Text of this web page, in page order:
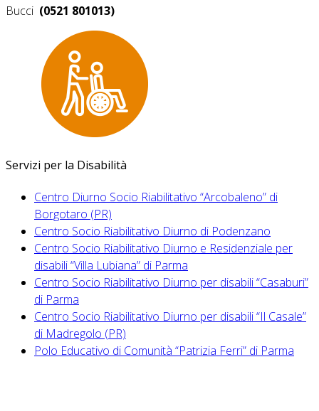
Bucci (0521 801013)
Servizi per la Disabilità
Centro Diurno Socio Riabilitativo “Arcobaleno” di
Borgotaro (PR)
Centro Socio Riabilitativo Diurno di Podenzano
Centro Socio Riabilitativo Diurno e Residenziale per
disabili “Villa Lubiana” di Parma
Centro Socio Riabilitativo Diurno per disabili “Casaburi”
di Parma
Centro Socio Riabilitativo Diurno per disabili “Il Casale”
di Madregolo (PR)
Polo Educativo di Comunità “Patrizia Ferri” di Parma